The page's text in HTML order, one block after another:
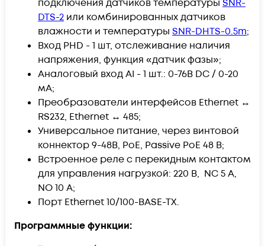
подключения датчиков температуры SNR-
DTS-2 или комбинированных датчиков
влажности и температуры SNR-DHTS-0.5m;
Вход PHD - 1 шт, отслеживание наличия
напряжения, функция «датчик фазы»;
Аналоговый вход AI - 1 шт.: 0-76В DC / 0-20
мА;
Преобразователи интерфейсов Ethernet ↔
RS232, Ethernet ↔ 485;
Универсальное питание, через винтовой
коннектор 9-48В, PoE, Passive PoE 48 В;
Встроенное реле с перекидным контактом
для управления нагрузкой: 220 В, NC 5 A,
NO 10 А;
Порт Ethernet 10/100-BASE-TX.
Программные функции: